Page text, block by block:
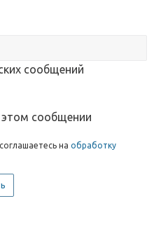
сообщении
на обработку